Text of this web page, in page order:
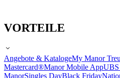
VORTEILE
Angebote & KatalogeMy Manor
Mastercard®Manor Mobile App
ManorSingles DayBlack Friday